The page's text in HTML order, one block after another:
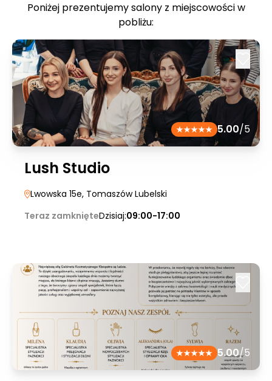
Poniżej prezentujemy salony z miejscowości w
pobliżu:
5.00/5
Lush Studio
Lwowska 15e, Tomaszów Lubelski
Teraz zamknięteDzisiaj:09:00-17:00
5.00/5